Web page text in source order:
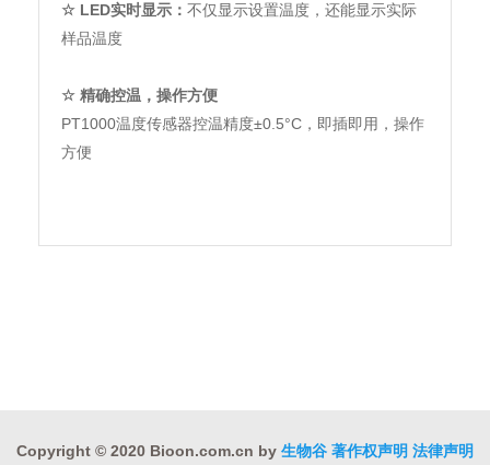
☆ LED实时显示： 不仅显示设置温度，还能显示实际
样品温度
☆ 精确控温，操作方便
PT1000温度传感器控温精度±0.5°C，即插即用，操作
方便
Copyright © 2020 Bioon.com.cn by 生物谷 著作权声明 法律声明